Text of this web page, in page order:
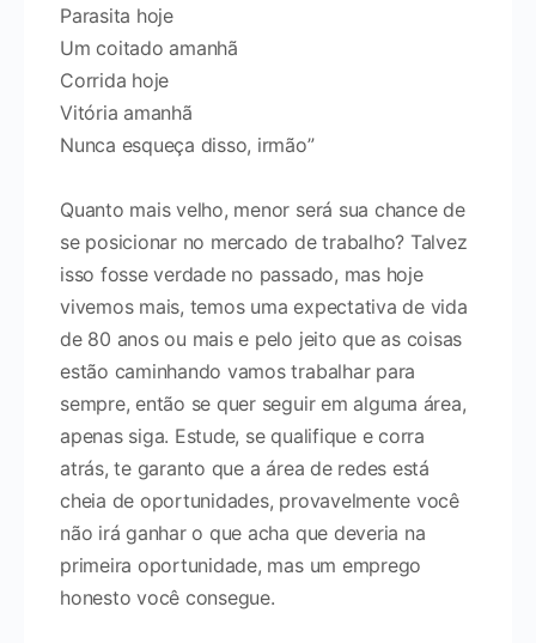
Parasita hoje
Um coitado amanhã
Corrida hoje
Vitória amanhã
Nunca esqueça disso, irmão”
Quanto mais velho, menor será sua chance de
se posicionar no mercado de trabalho? Talvez
isso fosse verdade no passado, mas hoje
vivemos mais, temos uma expectativa de vida
de 80 anos ou mais e pelo jeito que as coisas
estão caminhando vamos trabalhar para
sempre, então se quer seguir em alguma área,
apenas siga. Estude, se qualifique e corra
atrás, te garanto que a área de redes está
cheia de oportunidades, provavelmente você
não irá ganhar o que acha que deveria na
primeira oportunidade, mas um emprego
honesto você consegue.